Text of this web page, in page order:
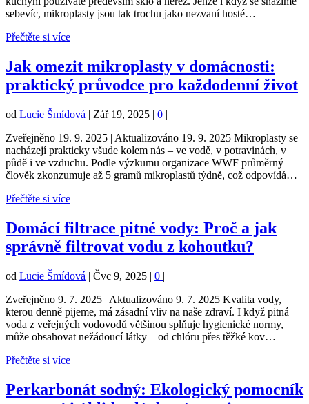
sebevíc, mikroplasty jsou tak trochu jako nezvaní hosté…
Přečtěte si více
Jak omezit mikroplasty v domácnosti:
praktický průvodce pro každodenní život
od Lucie Šmídová | Zář 19, 2025 | 0 |
Zveřejněno 19. 9. 2025 | Aktualizováno 19. 9. 2025 Mikroplasty se
nacházejí prakticky všude kolem nás – ve vodě, v potravinách, v
půdě i ve vzduchu. Podle výzkumu organizace WWF průměrný
člověk zkonzumuje až 5 gramů mikroplastů týdně, což odpovídá…
Přečtěte si více
Domácí filtrace pitné vody: Proč a jak
správně filtrovat vodu z kohoutku?
od Lucie Šmídová | Čvc 9, 2025 | 0 |
Zveřejněno 9. 7. 2025 | Aktualizováno 9. 7. 2025 Kvalita vody,
kterou denně pijeme, má zásadní vliv na naše zdraví. I když pitná
voda z veřejných vodovodů většinou splňuje hygienické normy,
může obsahovat nežádoucí látky – od chlóru přes těžké kov…
Přečtěte si více
Perkarbonát sodný: Ekologický pomocník